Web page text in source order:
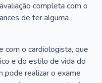
completa com o
de ter alguma
com o cardiologista, que
e do estilo de vida do
pode realizar o exame